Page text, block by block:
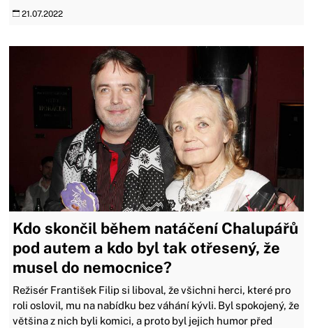
21.07.2022
Kdo skončil během natáčení Chalupářů
pod autem a kdo byl tak otřesený, že
musel do nemocnice?
Režisér František Filip si liboval, že všichni herci, které pro
roli oslovil, mu na nabídku bez váhání kývli. Byl spokojený, že
většina z nich byli komici, a proto byl jejich humor před